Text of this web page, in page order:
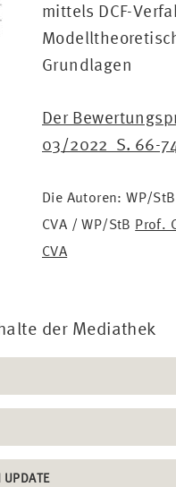
mittels DCF-
Grundlagen
Der
03/2022 S. 66-74
Die Autoren: WP/
CVA / WP/StB Prof.
CVA
der Mediathek
UPDATE